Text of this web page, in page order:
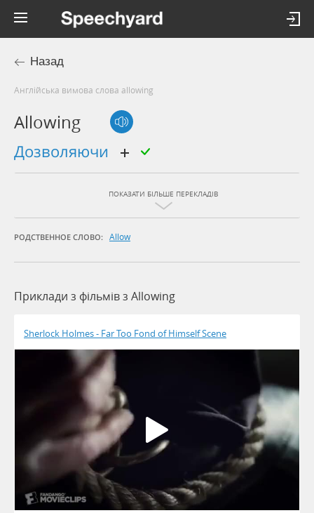
Назад
Англійська вимова слова allowing
Allowing
дозволяючи
ПОКАЗАТИ БІЛЬШЕ ПЕРЕКЛАДІВ
РОДСТВЕННОЕ СЛОВО: Allow
Приклади з фільмів з Allowing
Sherlock Holmes - Far Too Fond of Himself Scene